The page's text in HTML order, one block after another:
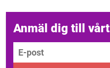
Anmäl dig till
E-post